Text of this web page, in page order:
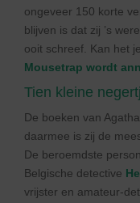
ongeveer 150 korte
blijven is dat zij ’s
ooit schreef. Kan het
Mousetrap wordt
Tien kleine
De boeken van
daarmee is zij de
De beroemdste
Belgische detective
vrijster en amateur-